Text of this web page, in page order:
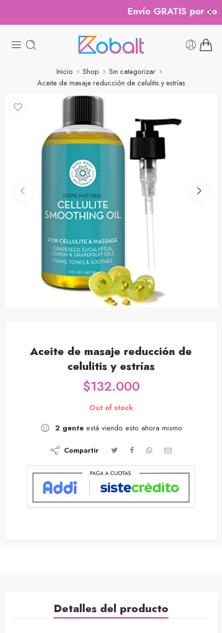
Envío GRATIS por
Inicio Shop
Sin categorizar
Aceite de masaje reducción de celulitis y estrías
Aceite de masaje reducción de
celulitis y estrías
$132.000
Out of stock
2 genteestá viendo esto ahora mismo
Compartir
Detalles del producto